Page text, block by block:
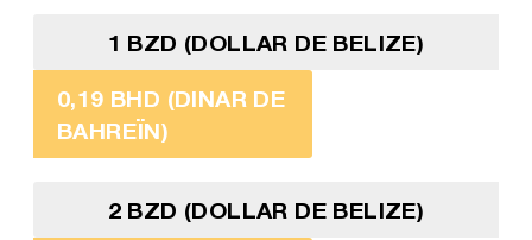
1 BZD (DOLLAR DE BELIZE)
0,19 BHD (DINAR DE
BAHREÏN)
2 BZD (DOLLAR DE BELIZE)